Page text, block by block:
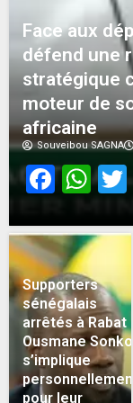
Face aux
défend une
stratégique
moteur de
africaine
Souveibou SAGNA
Supporters
sénégalais
arrêtés à Rabat :
Ousmane Sonko
s’implique
personnellement
pour leur